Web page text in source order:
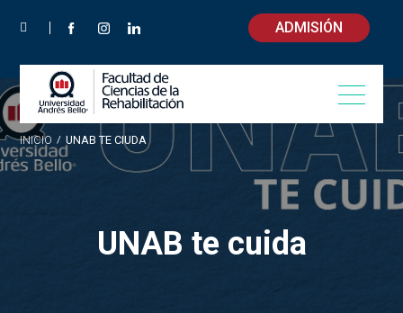
ADMISIÓN
INICIO / UNAB TE CIUDA
UNAB te cuida